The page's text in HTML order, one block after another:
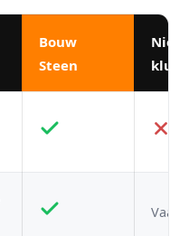
Bouw
Steen
Niet-
Vaak